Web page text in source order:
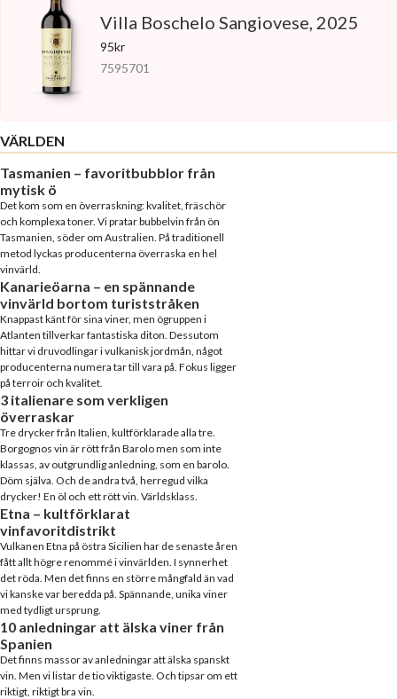
Villa Boschelo Sangiovese, 2025
95kr
7595701
VÄRLDEN
Tasmanien – favoritbubblor från
mytisk ö
Det kom som en överraskning: kvalitet, fräschör
och komplexa toner. Vi pratar bubbelvin från ön
Tasmanien, söder om Australien. På traditionell
metod lyckas producenterna överraska en hel
vinvärld.
Kanarieöarna – en spännande
vinvärld bortom turiststråken
Knappast känt för sina viner, men ögruppen i
Atlanten tillverkar fantastiska diton. Dessutom
hittar vi druvodlingar i vulkanisk jordmån, något
producenterna numera tar till vara på. Fokus ligger
på terroir och kvalitet.
3 italienare som verkligen
överraskar
Tre drycker från Italien, kultförklarade alla tre.
Borgognos vin är rött från Barolo men som inte
klassas, av outgrundlig anledning, som en barolo.
Döm själva. Och de andra två, herregud vilka
drycker! En öl och ett rött vin. Världsklass.
Etna – kultförklarat
vinfavoritdistrikt
Vulkanen Etna på östra Sicilien har de senaste åren
fått allt högre renommé i vinvärlden. I synnerhet
det röda. Men det finns en större mångfald än vad
vi kanske var beredda på. Spännande, unika viner
med tydligt ursprung.
10 anledningar att älska viner från
Spanien
Det finns massor av anledningar att älska spanskt
vin. Men vi listar de tio viktigaste. Och tipsar om ett
riktigt, riktigt bra vin.